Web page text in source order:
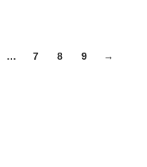
… 7 8 9 →